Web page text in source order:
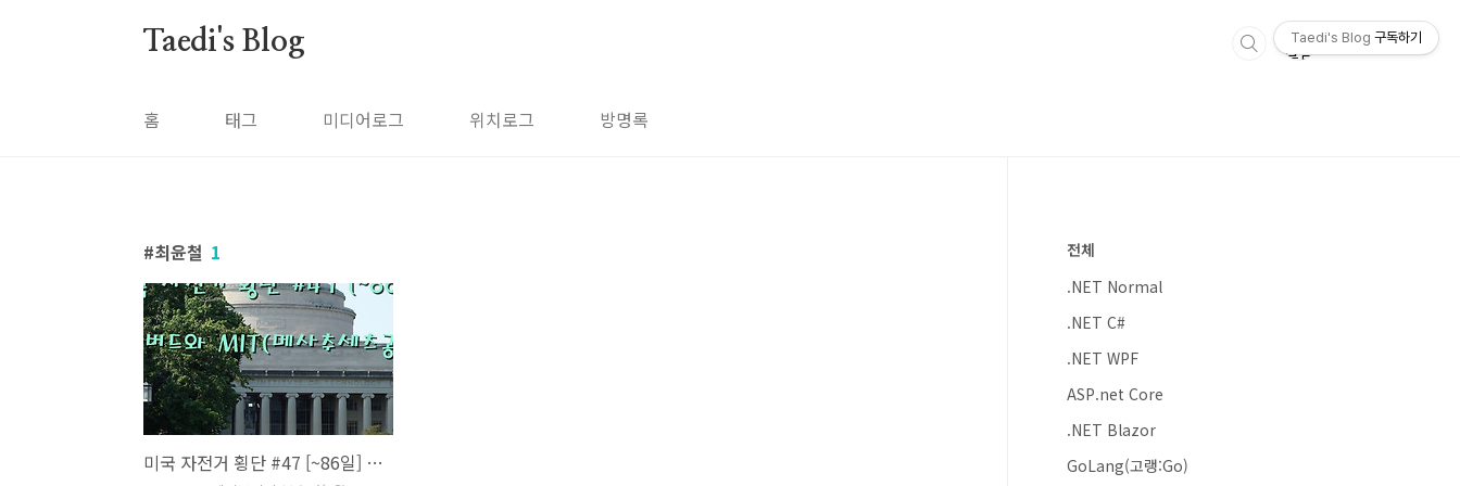
Taedi's Blog
홈 태그 미디어로그 위치로그 방명록
최윤철 1
미국 자전거 횡단 #47 [~86일] 하버드와 MIT(메사추세츠공대)
전체
.NET Normal
.NET C#
.NET WPF
ASP.net Core
.NET Blazor
GoLang(고랭:Go)
Taedi's Blog 구독하기